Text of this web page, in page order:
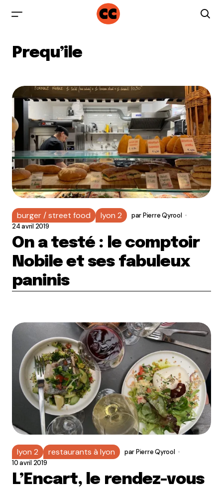
Prequ’ile
burger / street food lyon 2 parPierre Qyrool
24 avril 2019
On a testé : le comptoir
Nobile et ses fabuleux
paninis
lyon 2 restaurants à lyon parPierre Qyrool
10 avril 2019
L’Encart, le rendez-vous